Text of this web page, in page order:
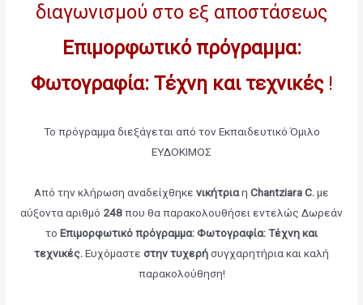
διαγωνισμού στο εξ αποστάσεως
Επιμορφωτικό πρόγραμμα:
Φωτογραφία: Τέχνη και τεχνικές !
Το πρόγραμμα διεξάγεται από τον Εκπαιδευτικό Όμιλο
ΕΥΔΟΚΙΜΟΣ
Από την κλήρωση αναδείχθηκε νικήτριαη Chantziara C.με
αύξοντα αριθμό 248που θα παρακολουθήσει εντελώς Δωρεάν
το Επιμορφωτικό πρόγραμμα: Φωτογραφία: Τέχνη και
τεχνικές.Ευχόμαστε στην τυχερήσυγχαρητήρια και καλή
παρακολούθηση!